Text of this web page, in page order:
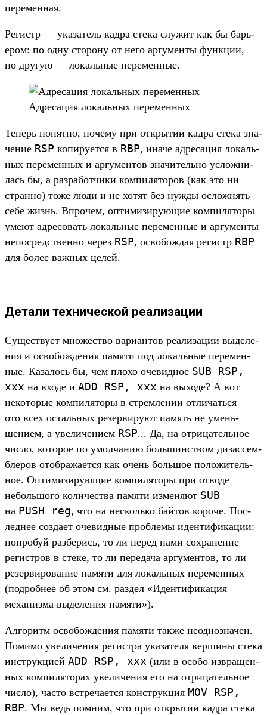
перемен­ная.
Ре­гистр — ука­затель кад­ра сте­ка слу­жит как бы барь­
ером: по одну сто­рону от него аргу­мен­ты фун­кции,
по дру­гую — локаль­ные перемен­ные.
Ад­ресация локаль­ных перемен­ных
Те­перь понят­но, почему при откры­тии кад­ра сте­ка зна­
чение RSP копиру­ется в RBP, ина­че адре­сация локаль­
ных перемен­ных и аргу­мен­тов зна­читель­но усложни­
лась бы, а раз­работ­чики ком­пилято­ров (как это ни
стран­но) тоже люди и не хотят без нуж­ды осложнять
себе жизнь. Впро­чем, опти­мизи­рующие ком­пилято­ры
уме­ют адре­совать локаль­ные перемен­ные и аргу­мен­ты
непос­редс­твен­но через RSP, осво­бож­дая регистр RBP
для более важ­ных целей.
Детали технической реализации
Су­щес­тву­ет мно­жес­тво вари­антов реали­зации выделе­
ния и осво­бож­дения памяти под локаль­ные перемен­
ные. Казалось бы, чем пло­хо оче­вид­ное SUB RSP,
xxx на вхо­де и ADD RSP, xxx на выходе? А вот
некото­рые ком­пилято­ры в стрем­лении отли­чать­ся
ото всех осталь­ных резер­виру­ют память не умень­
шени­ем, а уве­личе­нием RSP... Да, на отри­цатель­ное
чис­ло, которое по умол­чанию боль­шинс­твом дизас­сем­
бле­ров отоб­ража­ется как очень боль­шое положи­тель­
ное. Опти­мизи­рующие ком­пилято­ры при отво­де
неболь­шого количес­тва памяти изме­няют SUB
на PUSH reg, что на нес­коль­ко бай­тов короче. Пос­
леднее соз­дает оче­вид­ные проб­лемы иден­тифика­ции:
поп­робуй раз­берись, то ли перед нами сох­ранение
регис­тров в сте­ке, то ли переда­ча аргу­мен­тов, то ли
резер­вирова­ние памяти для локаль­ных перемен­ных
(под­робнее об этом см. раз­дел «Иден­тифика­ция
механиз­ма выделе­ния памяти»).
Ал­горитм осво­бож­дения памяти так­же неод­нозна­чен.
Помимо уве­личе­ния регис­тра ука­зате­ля вер­шины сте­ка
инс­трук­цией ADD RSP, xxx (или в осо­бо извра­щен­
ных ком­пилято­рах уве­личе­ния его на отри­цатель­ное
чис­ло), час­то встре­чает­ся конс­трук­ция MOV RSP,
RBP. Мы ведь пом­ним, что при откры­тии кад­ра сте­ка